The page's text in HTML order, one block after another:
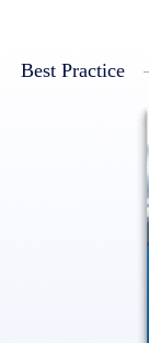
Best Practice